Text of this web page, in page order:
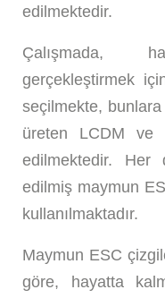
edilmektedir.
Çalışmada,
gerçekleştirmek
seçilmekte,
üreten LCDM ve
edilmektedir.
edilmiş maymun
kullanılmaktadır.
Maymun ESC
göre, hayatta